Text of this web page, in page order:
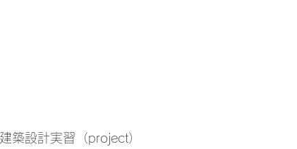
建築設計実習（project）